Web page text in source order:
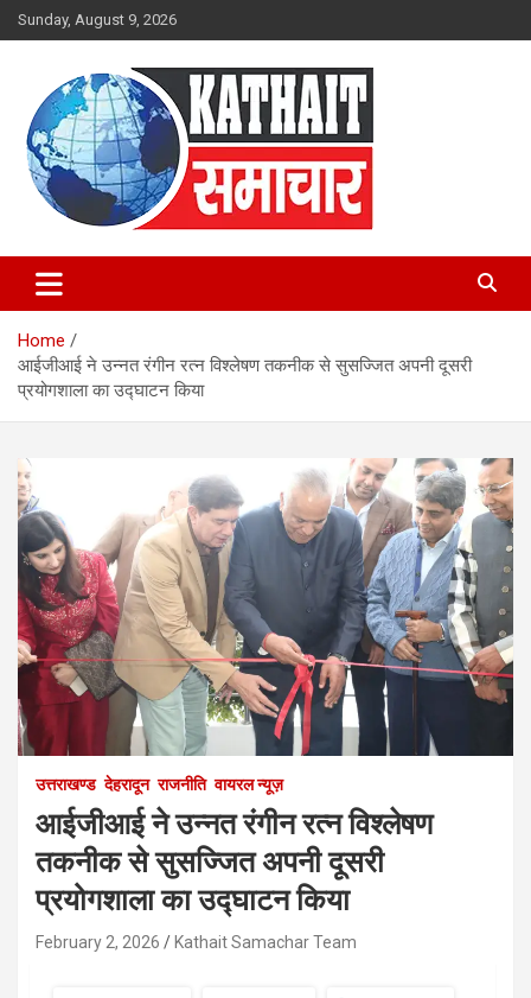
Skip
to
Sunday, August 9, 2026
Kathait Samachar – Latest
Uttarakhand News in Hindi,
Uttarakhand News Headlines
Home
आईजीआई ने उन्नत रंगीन रत्न विश्लेषण तकनीक से सुसज्जित अपनी दूसरी
प्रयोगशाला का उद्घाटन किया
उत्तराखण्ड देहरादून राजनीति वायरल न्यूज़
आईजीआई ने उन्नत रंगीन रत्न विश्लेषण
तकनीक से सुसज्जित अपनी दूसरी
प्रयोगशाला का उद्घाटन किया
February 2, 2026 Kathait Samachar Team